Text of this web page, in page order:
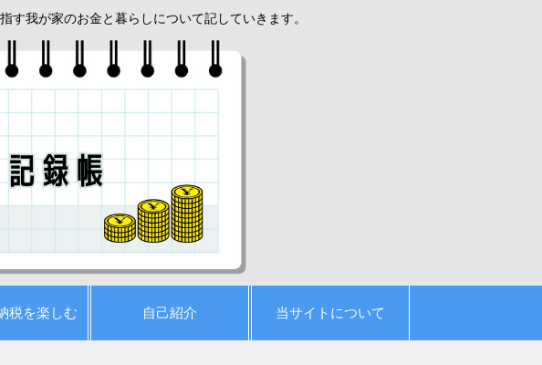
我が家のお金と暮らしについて記していきます。
税を楽しむ 自己紹介 当サイトについて